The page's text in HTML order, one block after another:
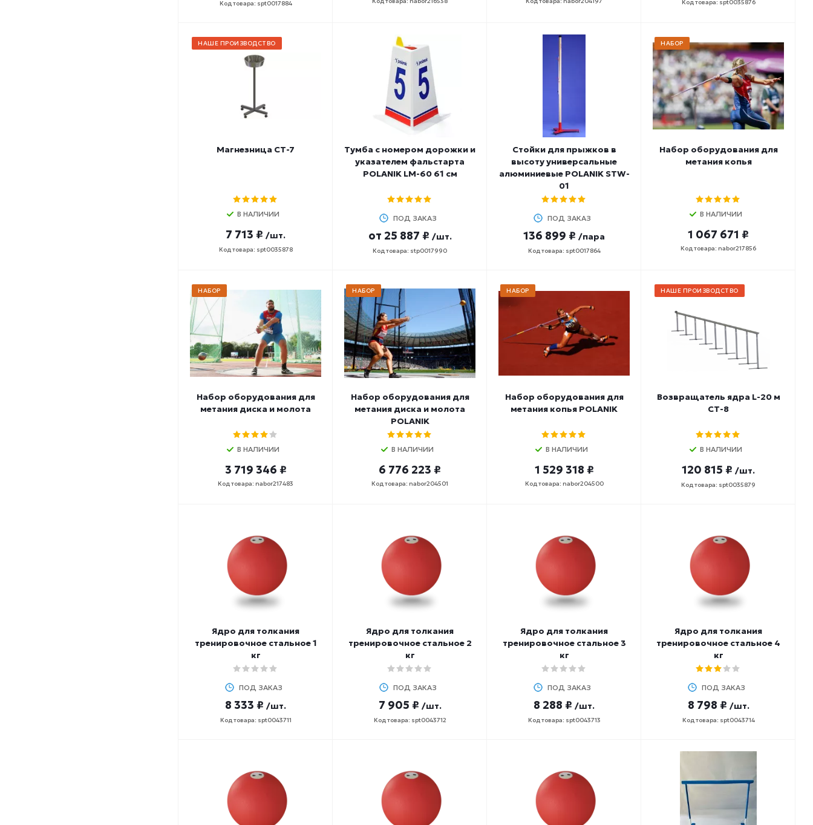
Код товара: spt0017884 Код товара: spt0035876
НАШЕ ПРОИЗВОДСТВО
Магнезница СТ-7
В НАЛИЧИИ
7 713 ₽ /шт.
Код товара: spt0035878
Тумба с номером дорожки и
указателем фальстарта
POLANIK LM-60 61 см
ПОД ЗАКАЗ
от 25 887 ₽ /шт.
Код товара: stp0017990
Стойки для прыжков в
высоту универсальные
алюминиевые POLANIK STW-
01
ПОД ЗАКАЗ
136 899 ₽ /пара
Код товара: spt0017864
НАБОР
Набор оборудования для
метания копья
В НАЛИЧИИ
1 067 671 ₽
Код товара: nabor217856
НАБОР
Набор оборудования для
метания диска и молота
В НАЛИЧИИ
3 719 346 ₽
Код товара: nabor217483
НАБОР
Набор оборудования для
метания диска и молота
POLANIK
В НАЛИЧИИ
6 776 223 ₽
Код товара: nabor204501
НАБОР
Набор оборудования для
метания копья POLANIK
В НАЛИЧИИ
1 529 318 ₽
Код товара: nabor204500
НАШЕ ПРОИЗВОДСТВО
Возвращатель ядра L-20 м
СТ-8
В НАЛИЧИИ
120 815 ₽ /шт.
Код товара: spt0035879
Ядро для толкания
тренировочное стальное 1
кг
ПОД ЗАКАЗ
8 333 ₽ /шт.
Код товара: spt0043711
Ядро для толкания
тренировочное стальное 2
кг
ПОД ЗАКАЗ
7 905 ₽ /шт.
Код товара: spt0043712
Ядро для толкания
тренировочное стальное 3
кг
ПОД ЗАКАЗ
8 288 ₽ /шт.
Код товара: spt0043713
Ядро для толкания
тренировочное стальное 4
кг
ПОД ЗАКАЗ
8 798 ₽ /шт.
Код товара: spt0043714